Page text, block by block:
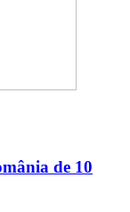
de 10